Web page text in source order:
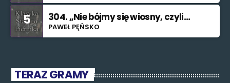
5
304. „Nie bójmy się wiosny, czyli
znajdę cię (nieważne kiedy i jak)”.
PAWEŁ PĘŃSKO
TERAZ GRAMY